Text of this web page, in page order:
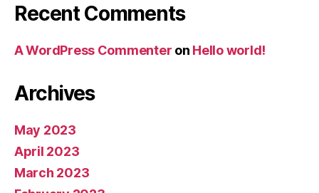
Recent Comments
A WordPress Commenter on Hello world!
Archives
May 2023
April 2023
March 2023